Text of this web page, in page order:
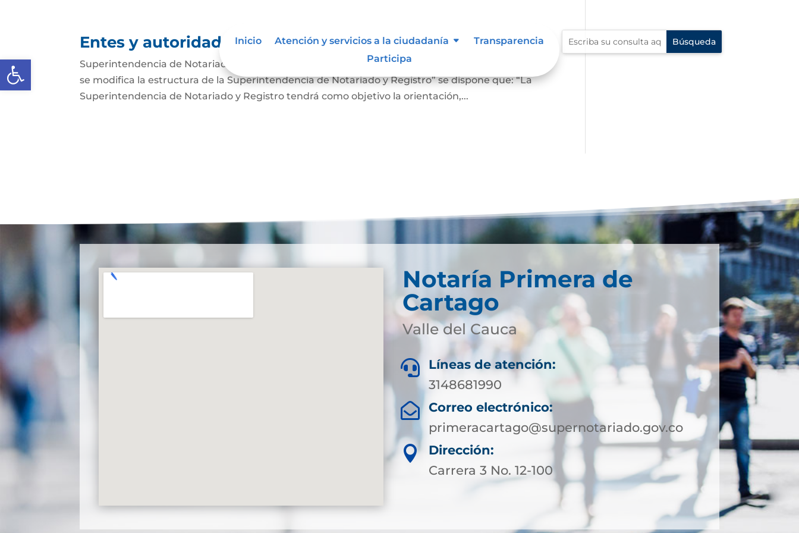
Abrir barra de herramientas
Inicio Atención y servicios a la ciudadanía
Transparencia
Participa
Entes y autoridades que lo vigilan
Superintendencia de Notariado y Registro En el Artículo 4 del Decreto 2723 de 2014, “Por el cual
se modifica la estructura de la Superintendencia de Notariado y Registro” se dispone que: “La
Superintendencia de Notariado y Registro tendrá como objetivo la orientación,...
Notaría Primera de
Cartago
Valle del Cauca

Líneas de atención:
3148681990

Correo electrónico:
primeracartago@supernotariado.gov.co

Dirección:
Carrera 3 No. 12-100